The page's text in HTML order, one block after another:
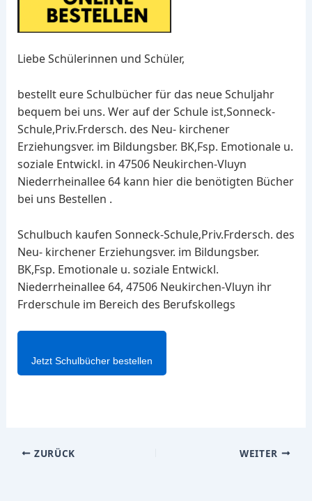
Liebe Schülerinnen und Schüler,
bestellt eure Schulbücher für das neue Schuljahr
bequem bei uns. Wer auf der Schule ist,Sonneck-
Schule,Priv.Frdersch. des Neu- kirchener
Erziehungsver. im Bildungsber. BK,Fsp. Emotionale u.
soziale Entwickl. in 47506 Neukirchen-Vluyn
Niederrheinallee 64 kann hier die benötigten Bücher
bei uns Bestellen .
Schulbuch kaufen Sonneck-Schule,Priv.Frdersch. des
Neu- kirchener Erziehungsver. im Bildungsber.
BK,Fsp. Emotionale u. soziale Entwickl.
Niederrheinallee 64, 47506 Neukirchen-Vluyn ihr
Frderschule im Bereich des Berufskollegs
Jetzt Schulbücher bestellen
ZURÜCK WEITER